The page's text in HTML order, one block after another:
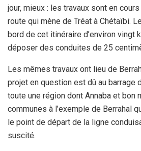
jour, mieux : les travaux sont en
route qui mène de Tréat à Chétaïbi.
bord de cet itinéraire d’environ vingt
déposer des conduites de 25
Les mêmes travaux ont lieu de
projet en question est dû au barrage
toute une région dont Annaba et bon
communes à l’exemple de Berrahal
le point de départ de la ligne
suscité.